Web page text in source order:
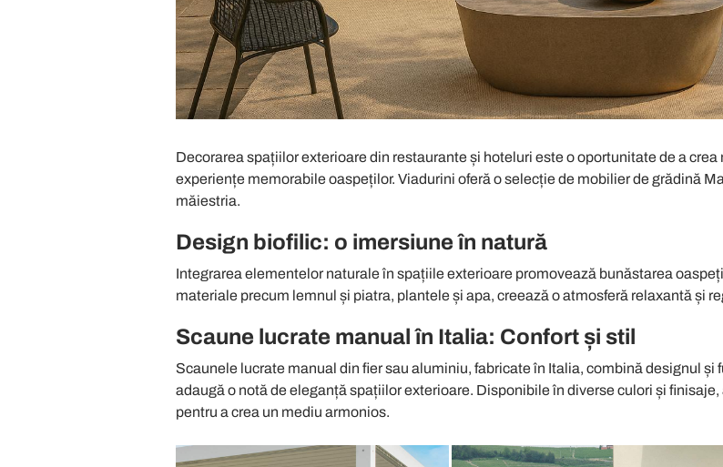
Decorarea spațiilor exterioare din restaurante și hoteluri este o oportunitate de a
experiențe memorabile oaspeților. Viadurini oferă o selecție de mobilier de grădină
măiestria.
Design biofilic: o imersiune în natură
Integrarea elementelor naturale în spațiile exterioare promovează bunăstarea
materiale precum lemnul și piatra, plantele și apa, creează o atmosferă relaxantă și
Scaune lucrate manual în Italia: Confort și stil
Scaunele lucrate manual din fier sau aluminiu, fabricate în Italia, combină designul
adaugă o notă de eleganță spațiilor exterioare. Disponibile în diverse culori și
pentru a crea un mediu armonios.